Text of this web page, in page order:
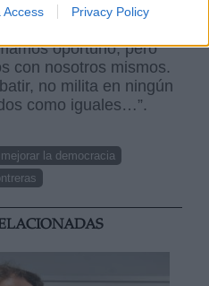
Access Privacy Policy
y no alimenten el odio,
oportuno, pero
con nosotros mismos.
no milita en ningún
como iguales…”.
mejorar la democracia